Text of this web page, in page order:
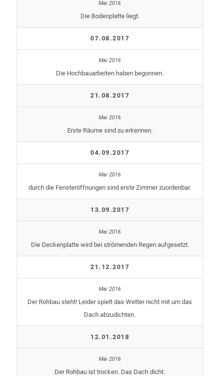
Die Bodenplatte liegt.
07.08.2017
Die Hochbauarbeiten haben begonnen.
21.08.2017
Erste Räume sind zu erkennen.
04.09.2017
durch die Fensteröffnungen sind erste Zimmer zuordenbar.
13.09.2017
Die Deckenplatte wird bei strömenden Regen aufgesetzt.
21.12.2017
Der Rohbau steht! Leider spielt das Wetter nicht mit um das
Dach abzudichten.
12.01.2018
Der Rohbau ist trocken. Das Dach dicht.